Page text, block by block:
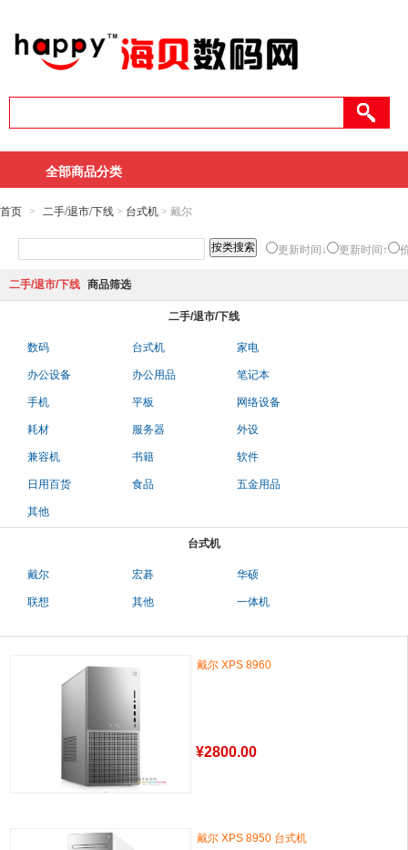
全部商品分类
首页 > 二手/退市/下线 > 台式机 > 戴尔
更新时间↓ 更新时间↑
二手/退市/下线 商品筛选
二手/退市/下线
数码 台式机 家电
办公设备 办公用品 笔记本
手机 平板 网络设备
耗材 服务器 外设
兼容机 书籍 软件
日用百货 食品 五金用品
其他
台式机
戴尔 宏碁 华硕
联想 其他 一体机
戴尔 XPS 8960
¥2800.00
戴尔 XPS 8950 台式机